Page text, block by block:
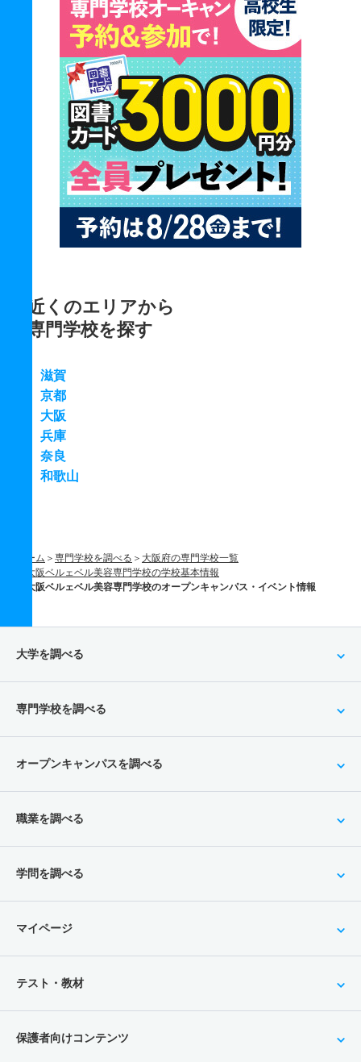
近くのエリアから
専門学校を探す
滋賀
京都
大阪
兵庫
奈良
和歌山
ホーム 専門学校を調べる
大阪府の専門学校一覧
大阪ベルェベル美容専門学校の学校基本情報
大阪ベルェベル美容専門学校のオープンキャンパス・イベント情報
大学を調べる
専門学校を調べる
オープンキャンパスを調べる
職業を調べる
学問を調べる
マイページ
テスト・教材
保護者向けコンテンツ